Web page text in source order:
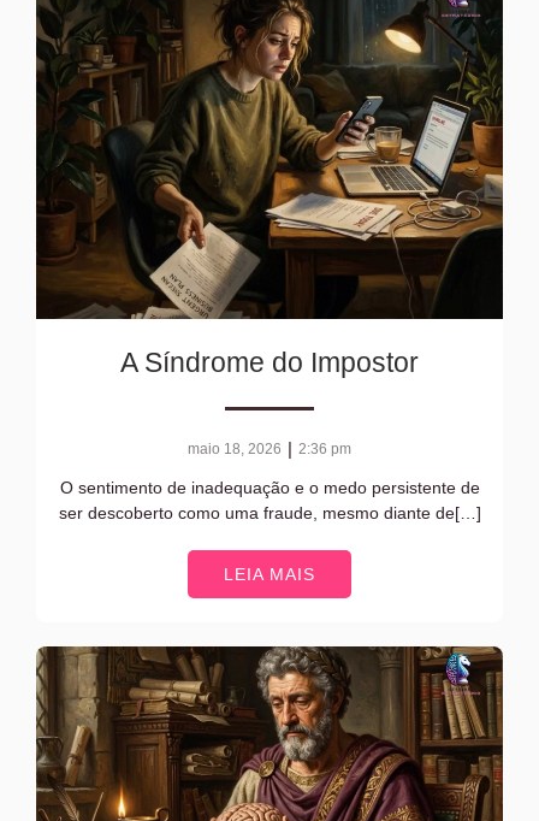
A Síndrome do Impostor
maio 18, 2026 | 2:36 pm
O sentimento de inadequação e o medo persistente de
ser descoberto como uma fraude, mesmo diante de[…]
LEIA MAIS